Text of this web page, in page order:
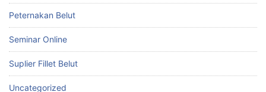
Peternakan Belut
Seminar Online
Suplier Fillet Belut
Uncategorized